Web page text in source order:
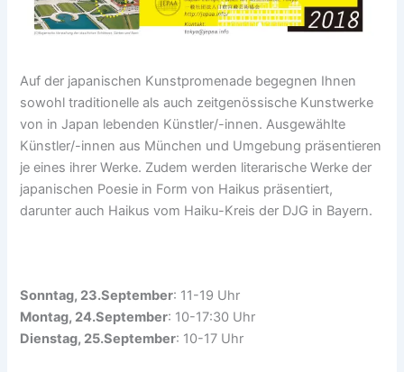
Auf der japanischen Kunstpromenade begegnen Ihnen
sowohl traditionelle als auch zeitgenössische Kunstwerke
von in Japan lebenden Künstler/-innen. Ausgewählte
Künstler/-innen aus München und Umgebung präsentieren
je eines ihrer Werke. Zudem werden literarische Werke der
japanischen Poesie in Form von Haikus präsentiert,
darunter auch Haikus vom Haiku-Kreis der DJG in Bayern.
Sonntag, 23.September: 11-19 Uhr
Montag, 24.September: 10-17:30 Uhr
Dienstag, 25.September: 10-17 Uhr